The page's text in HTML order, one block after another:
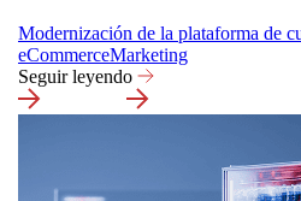
Modernización de la plataforma de
eCommerceMarketing
Seguir leyendo